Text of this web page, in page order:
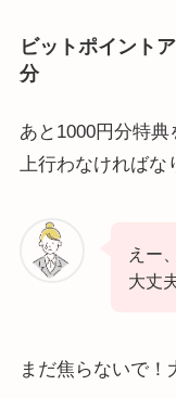
ビットポイント
分
あと1000円分特
上行わなければな
えー
大丈
まだ焦らないで！